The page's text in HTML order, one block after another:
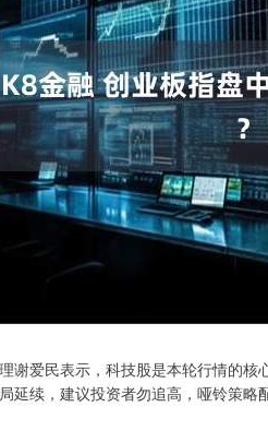
谢爱民表示，科技股是本轮行情的
延续，建议投资者勿追高，哑铃策略
深300 4703.49